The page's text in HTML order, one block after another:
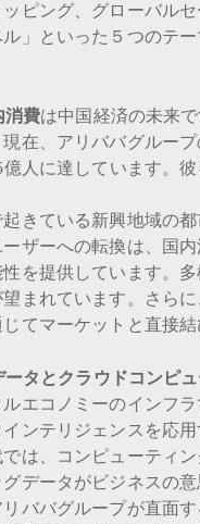
ッピング、グローバル
」といった５つのテ
消費は中国経済の未来
現在、アリババグルー
億人に達しています。
きている新興地域の
ーザーへの転換は、国
性を提供しています。
望まれています。さら
てマーケットと直接
ータとクラウドコンピ
ルエコノミーのインフ
ンテリジェンスを応
では、コンピューティ
データがビジネスの
リババグループが直面